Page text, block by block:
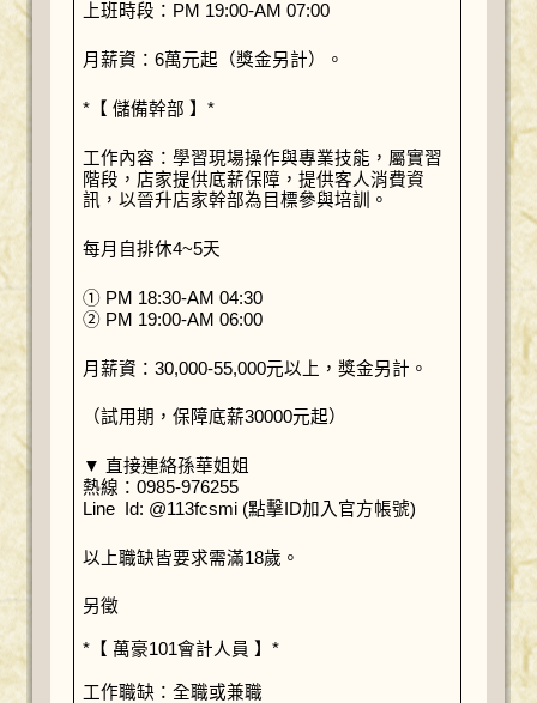
上班時段：PM 19:00-AM 07:00
月薪資：6萬元起（獎金另計）。
*【 儲備幹部 】*
工作內容：學習現場操作與專業技能，屬實習
階段，店家提供底薪保障，提供客人消費資
訊，以晉升店家幹部為目標參與培訓。
每月自排休4~5天
① PM 18:30-AM 04:30
② PM 19:00-AM 06:00
月薪資：30,000-55,000元以上，獎金另計。
（試用期，保障底薪30000元起）
▼ 直接連絡孫華姐姐
熱線：0985-976255
Line Id: @113fcsmi (點擊ID加入官方帳號)
以上職缺皆要求需滿18歲。
另徵
*【 萬豪101會計人員 】*
工作職缺：全職或兼職